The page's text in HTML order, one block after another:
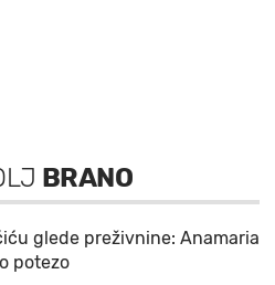
BRANO
glede preživnine: Anamaria
potezo